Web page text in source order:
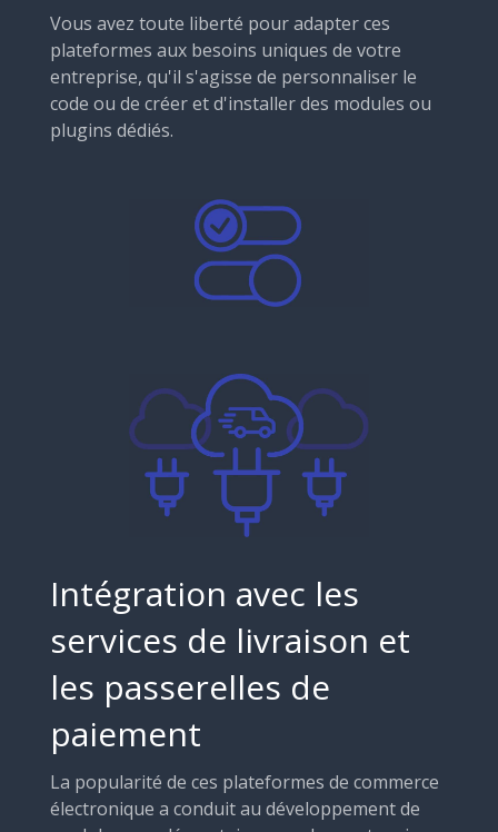
Vous avez toute liberté pour adapter ces
plateformes aux besoins uniques de votre
entreprise, qu'il s'agisse de personnaliser le
code ou de créer et d'installer des modules ou
plugins dédiés.
Intégration avec les
services de livraison et
les passerelles de
paiement
La popularité de ces plateformes de commerce
électronique a conduit au développement de